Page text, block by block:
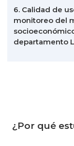
6. Calidad de
monitoreo del
departamento
¿Por qué